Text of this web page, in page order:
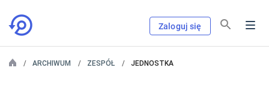
Zaloguj się
ARCHIWUM ZESPÓŁ JEDNOSTKA